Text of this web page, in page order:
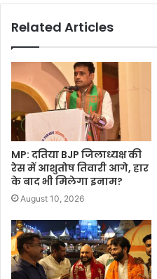
Related Articles
MP: दतिया BJP जिलाध्यक्ष की
रेस में आशुतोष तिवारी आगे, हार
के बाद भी मिलेगा इनाम?
August 10, 2026